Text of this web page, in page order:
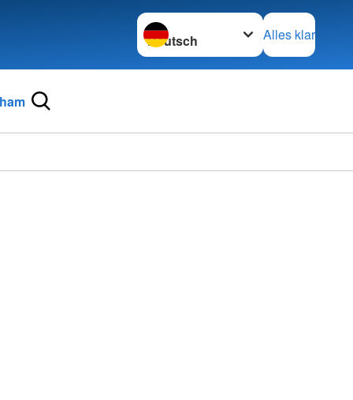
Sprache wechseln zu
Alles klar